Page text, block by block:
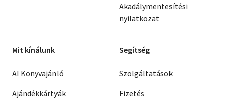
Akadálymentesítési
nyilatkozat
Mit kínálunk
AI Könyvajánló
Ajándékkártyák
Segítség
Szolgáltatások
Fizetés